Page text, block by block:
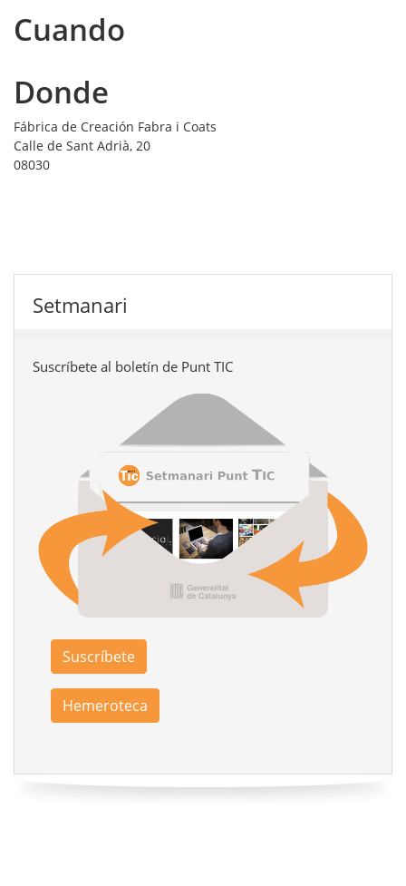
Cuando
Donde
Fábrica de Creación Fabra i Coats
Calle de Sant Adrià, 20
08030
Setmanari
Suscríbete al boletín de Punt TIC
Suscríbete
Hemeroteca